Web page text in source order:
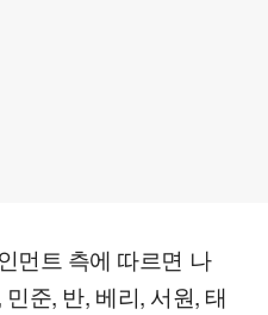
먼트 측에 따르면 나
준, 반, 베리, 서원, 태